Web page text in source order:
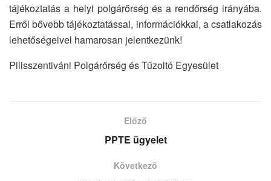
tájékoztatás a helyi polgárőrség és a rendőrség irányába.
Erről bővebb tájékoztatással, információkkal, a csatlakozás
lehetőségeivel hamarosan jelentkezünk!
Pilisszentiváni Polgárőrség és Tűzoltó Egyesület
Előző
PPTE ügyelet
Következő